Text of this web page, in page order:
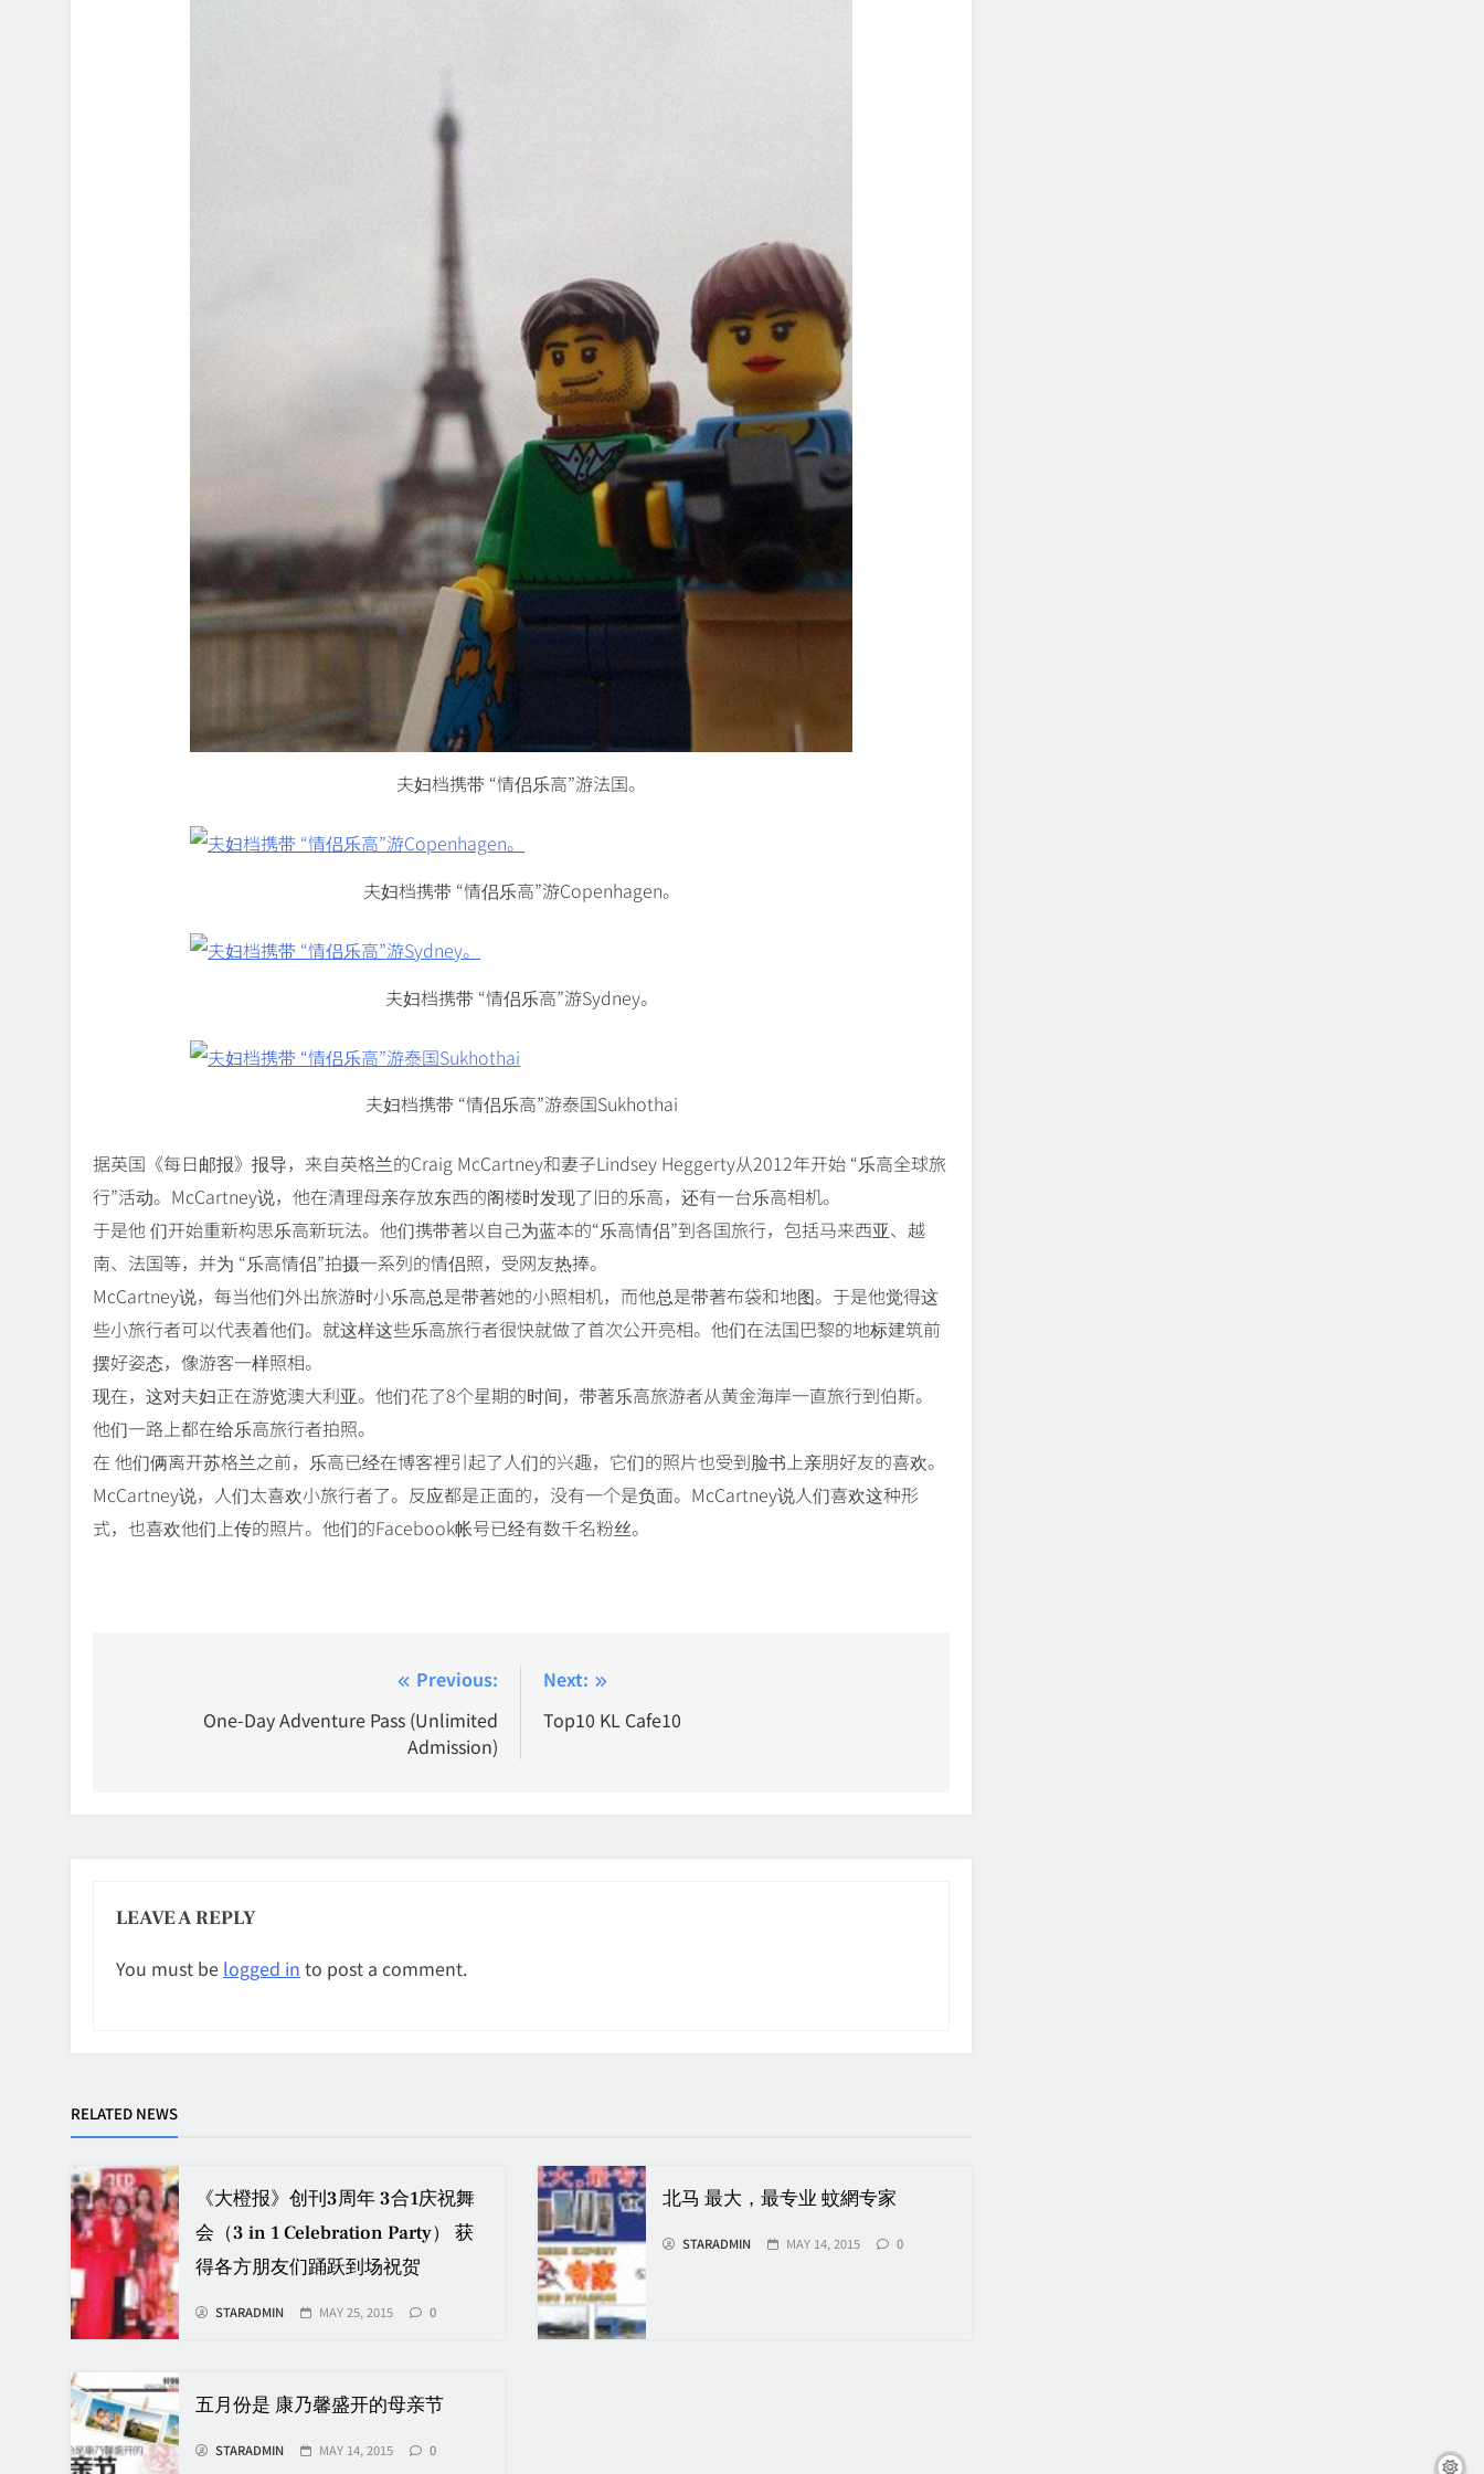
夫妇档携带 “情侣乐高”游法国。
夫妇档携带 “情侣乐高”游Copenhagen。
夫妇档携带 “情侣乐高”游Sydney。
夫妇档携带 “情侣乐高”游泰国Sukhothai
据英国《每日邮报》报导，来自英格兰的Craig McCartney和妻子Lindsey Heggerty从2012年开始 “乐高全球旅
行”活动。McCartney说，他在清理母亲存放东西的阁楼时发现了旧的乐高，还有一台乐高相机。
于是他 们开始重新构思乐高新玩法。他们携带著以自己为蓝本的“乐高情侣”到各国旅行，包括马来西亚、越
南、法国等，并为 “乐高情侣”拍摄一系列的情侣照，受网友热捧。
McCartney说，每当他们外出旅游时小乐高总是带著她的小照相机，而他总是带著布袋和地图。于是他觉得这
些小旅行者可以代表着他们。就这样这些乐高旅行者很快就做了首次公开亮相。他们在法国巴黎的地标建筑前
摆好姿态，像游客一样照相。
现在，这对夫妇正在游览澳大利亚。他们花了8个星期的时间，带著乐高旅游者从黄金海岸一直旅行到伯斯。
他们一路上都在给乐高旅行者拍照。
在 他们俩离开苏格兰之前，乐高已经在博客裡引起了人们的兴趣，它们的照片也受到脸书上亲朋好友的喜欢。
McCartney说，人们太喜欢小旅行者了。反应都是正面的，没有一个是负面。McCartney说人们喜欢这种形
式，也喜欢他们上传的照片。他们的Facebook帐号已经有数千名粉丝。
navigation
Previous:
One-Day Adventure Pass (Unlimited
Admission)
Next:
Top10 KL Cafe10
LEAVE A REPLY
You must be logged in to post a comment.
RELATED NEWS
《大橙报》创刊3周年 3合1庆祝舞
会（3 in 1 Celebration Party） 获
得各方朋友们踊跃到场祝贺
STARADMIN MAY 25, 2015 0
北马 最大，最专业 蚊網专家
STARADMIN MAY 14, 2015 0
五月份是 康乃馨盛开的母亲节
STARADMIN MAY 14, 2015 0